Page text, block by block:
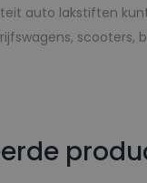
auto lakstiften
scooters,